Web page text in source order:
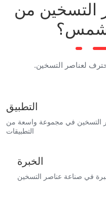
التسخين من
لعناصر التسخين.
التطبيق
التسخين في مجموعة واسعة من
التطبيقات
الخبرة